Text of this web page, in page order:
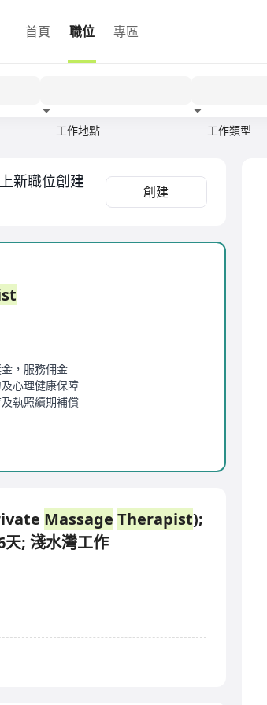
首頁 職位 專區
工作地點 工作類型
新職位創建
創建
，服務佣金
心理健康保障
執照續期補償
Massage Therapist);
天; 淺水灣工作